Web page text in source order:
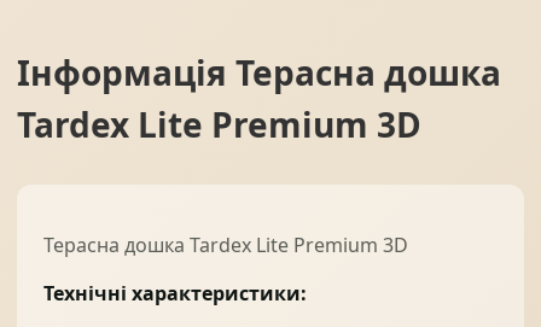
Інформація Терасна дошка
Tardex Lite Premium 3D
Терасна дошка Tardex Lite Premium 3D
Технічні характеристики: